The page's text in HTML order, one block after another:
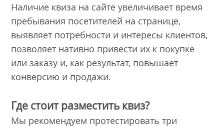
Наличие квиза на сайте увеличивает время
пребывания посетителей на странице,
выявляет потребности и интересы клиентов,
позволяет нативно привести их к покупке
или заказу и, как результат, повышает
конверсию и продажи.
Где стоит разместить квиз?
Мы рекомендуем протестировать три